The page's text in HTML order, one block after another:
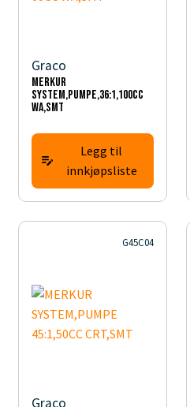
Graco
MERKUR
SYSTEM,PUMPE,36:1,100CC
WA,SMT
Legg til
innkjøpsliste
G45C04
Graco